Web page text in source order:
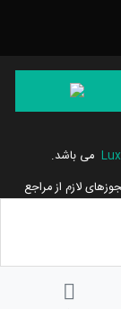
می باشد.
لازم از مراجع
و مقررات جمهوری